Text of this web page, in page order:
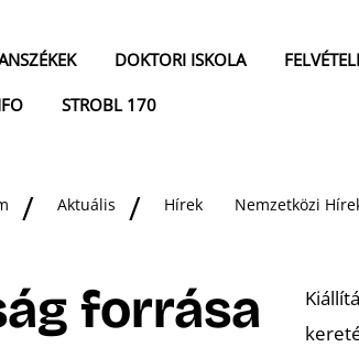
DOKTORI ISKOLA FELVÉTELI
STROBL 170
Aktuális Hírek Nemzetközi
forrása